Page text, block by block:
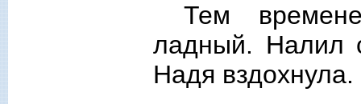
Тем
ладный. Налил
Надя вздохнула.